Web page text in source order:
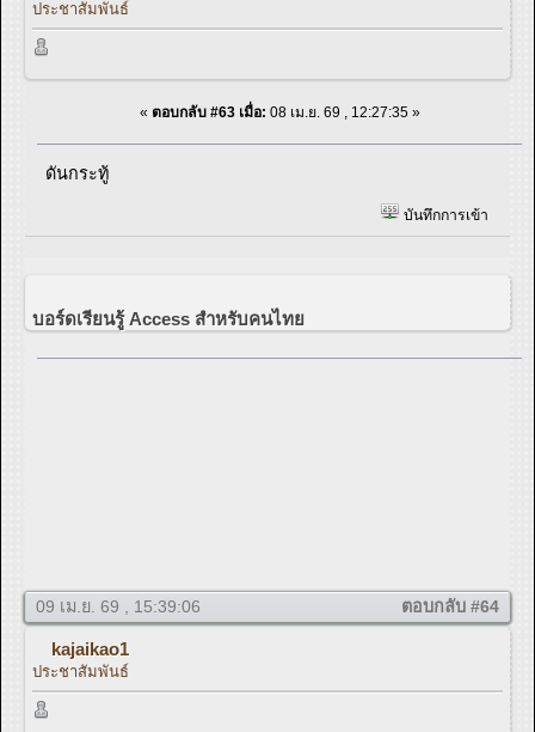
ประชาสัมพันธ์
« ตอบกลับ #63 เมื่อ: 08 เม.ย. 69 , 12:27:35 »
ดันกระทู้
บันทึกการเข้า
บอร์ดเรียนรู้ Access สำหรับคนไทย
09 เม.ย. 69 , 15:39:06 ตอบกลับ #64
kajaikao1
ประชาสัมพันธ์